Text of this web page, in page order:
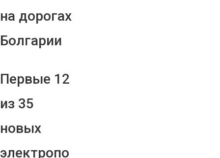
на дорогах
Болгарии
Первые 12
из 35
новых
электропо